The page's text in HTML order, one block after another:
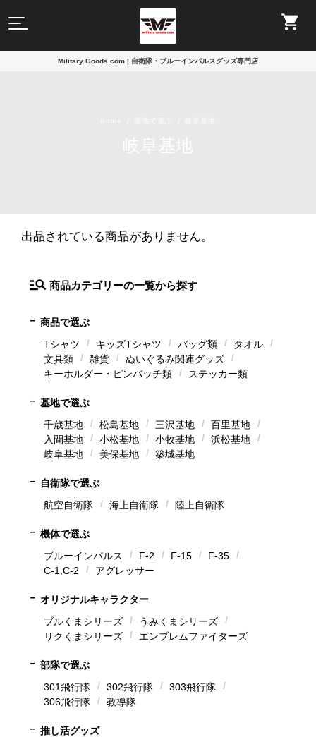
Military Goods.com | 自衛隊・ブルーインパルスグッズ専門店
出品されている商品がありません。
商品カテゴリーの一覧から探す
商品で選ぶ
Tシャツ
キッズTシャツ バッグ類
タオル
文具類
雑貨
ぬいぐるみ関連グッズ
キーホルダー・ピンバッチ類
ステッカー類
基地で選ぶ
千歳基地
松島基地 三沢基地
百里基地
入間基地
小松基地 小牧基地
浜松基地
岐阜基地
美保基地 築城基地
自衛隊で選ぶ
航空自衛隊
海上自衛隊 陸上自衛隊
機体で選ぶ
ブルーインパルス
F-2 F-15
F-35
C-1,C-2
アグレッサー
オリジナルキャラクター
ブルくまシリーズ
うみくまシリーズ
リクくまシリーズ
エンブレムファイターズ
部隊で選ぶ
301飛行隊
302飛行隊
303飛行隊
306飛行隊
教導隊
推し活グッズ